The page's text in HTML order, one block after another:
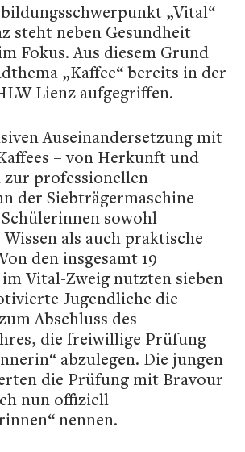
„Vital“
steht neben Gesundheit
Fokus. Aus diesem Grund
„Kaffee“ bereits in der
Lienz aufgegriffen.
Auseinandersetzung mit
– von Herkunft und
zur professionellen
der Siebträgermaschine –
sowohl
als auch praktische
den insgesamt 19
Vital-Zweig nutzten sieben
Jugendliche die
Abschluss des
die freiwillige Prüfung
abzulegen. Die jungen
die Prüfung mit Bravour
nun offiziell
nennen.